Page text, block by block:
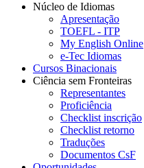
Núcleo de Idiomas
Apresentação
TOEFL - ITP
My English Online
e-Tec Idiomas
Cursos Binacionais
Ciência sem Fronteiras
Representantes
Proficiência
Checklist inscrição
Checklist retorno
Traduções
Documentos CsF